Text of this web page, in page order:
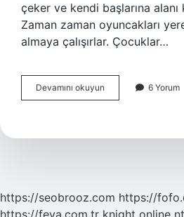
çeker ve kendi başlarına alanı
Zaman zaman oyuncakları
almaya çalışırlar. Çocuklar…
Devamını okuyun Çocuklar
Kaç
Başına
6 Yorum
https://seobrooz.com https://
https://feya.com.tr knight online